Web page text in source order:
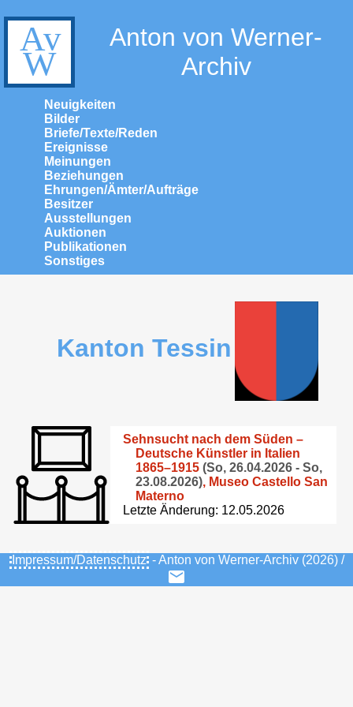
Anton von Werner-
Archiv
Neuigkeiten
Bilder
Briefe/Texte/Reden
Ereignisse
Meinungen
Beziehungen
Ehrungen/Ämter/Aufträge
Besitzer
Ausstellungen
Auktionen
Publikationen
Sonstiges
Kanton Tessin
Sehnsucht nach dem Süden –
Deutsche Künstler in Italien
1865–1915 (So, 26.04.2026 - So,
23.08.2026), Museo Castello San
Materno
Letzte Änderung: 12.05.2026
Impressum/Datenschutz - Anton von Werner-Archiv (2026) /